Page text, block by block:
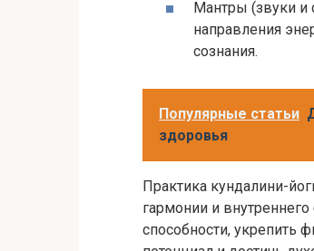
Мантры (звуки и
направления
сознания.
Популярные статьи
здоровья
Практика кундалини-
гармонии и
способности, укрепить